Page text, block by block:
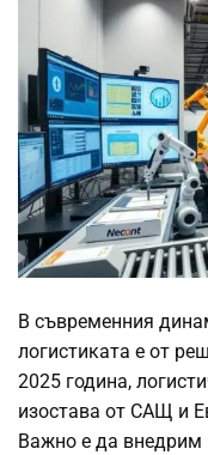
В съвременния
логистиката е от
2025 година,
изостава от САЩ и
Важно е да внедрим